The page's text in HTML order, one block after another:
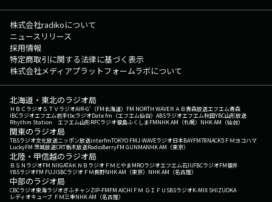
株式会社radikoについて
ニュースリリース
採用情報
特定商取引に関する法律に基づく表示
株式会社メディアプラットフォームラボについて
北海道・東北のラジオ局
ＨＢＣラジオＳＴＶラジオAIR-G'（FM北海道） FM NORTH WAVEＲＡＢ青森放送エフエム青森
IBCラジオエフエム岩手tbcラジオDate fm（エフエム仙台） ABSラジオエフエム秋田YBC山形放送
Rhythm Station エフエム山形RFCラジオ福島ふくしまFMNHK AM（札幌） NHK AM（仙台）
関東のラジオ局
TBSラジオ文化放送ニッポン放送interfmTOKYO FMJ-WAVEラジオ日本BAYFM78NACK5 ＦＭヨコハマ
LuckyFM 茨城放送CRT栃木放送RadioBerryFM GUNMANHK AM（東京）
北陸・甲信越のラジオ局
ＢＳＮラジオFM NIIGATAＫＮＢラジオ ＦＭとやまMROラジオエフエム石川FBCラジオFM福井
YBSラジオFM FUJISBCラジオ ＦＭ長野NHK AM（東京） NHK AM（名古屋）
中部のラジオ局
CBCラジオ東海ラジオぎふチャンZIP-FMFM AICHI ＦＭ ＧＩＦＵ SBSラジオK-MIX SHIZUOKA
レディオキューブ ＦＭ三重NHK AM（名古屋）